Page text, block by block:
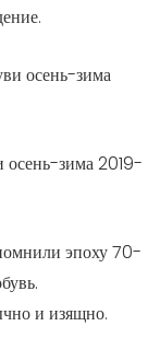
зима 2019-
эпоху 70-
и изящно.